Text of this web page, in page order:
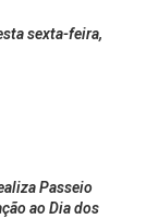
sexta-feira,
Passeio
ao Dia dos